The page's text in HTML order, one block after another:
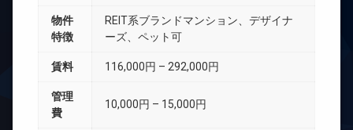
物件
特徴
REIT系ブランドマンション、デザイナ
ーズ、ペット可
賃料 116,000円 – 292,000円
管理
費
10,000円 – 15,000円